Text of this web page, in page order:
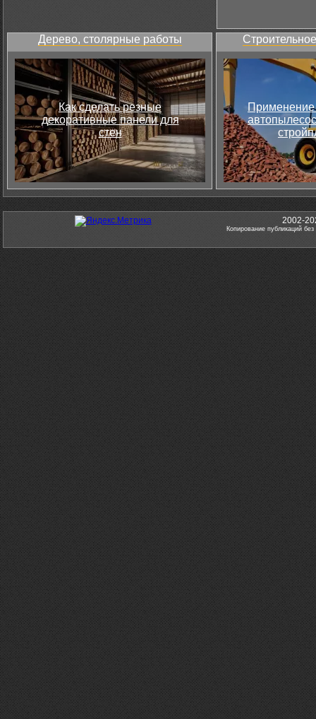
Дерево, столярные работы
Как сделать резные
декоративные панели для
стен
Применение
2002-
Копирование публикаций